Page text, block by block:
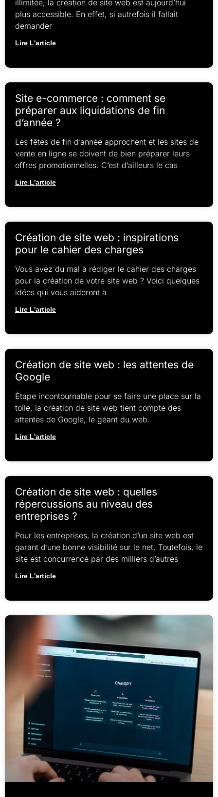
illimitée, la création de site web est aujourd’hui
plus accessible. En effet, si autrefois il fallait
demander
Lire L'article
Site e-commerce : comment se
préparer aux liquidations de fin
d’année ?
Les fêtes de fin d’année approchent et les sites de
vente en ligne se doivent de bien préparer leurs
offres promotionnelles. C’est d’ailleurs le cas
Lire L'article
Création de site web : inspirations
pour le cahier des charges
Vous avez du mal à rédiger le cahier des charges
pour la création de votre site web ? Voici quelques
idées qui vous aideront à
Lire L'article
Création de site web : les attentes de
Google
Étape incontournable pour se faire une place sur la
toile, la création de site web tient compte des
attentes de Google, le géant du web.
Lire L'article
Création de site web : quelles
répercussions au niveau des
entreprises ?
Pour les entreprises, la création d’un site web est
garant d’une bonne visibilité sur le net. Toutefois, le
site est concurrencé par des milliers d’autres
Lire L'article